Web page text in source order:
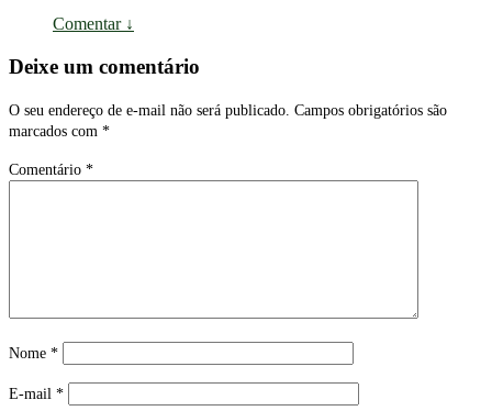
Comentar ↓
Deixe um comentário
O seu endereço de e-mail não será publicado. Campos obrigatórios são
marcados com *
Comentário *
Nome *
E-mail *